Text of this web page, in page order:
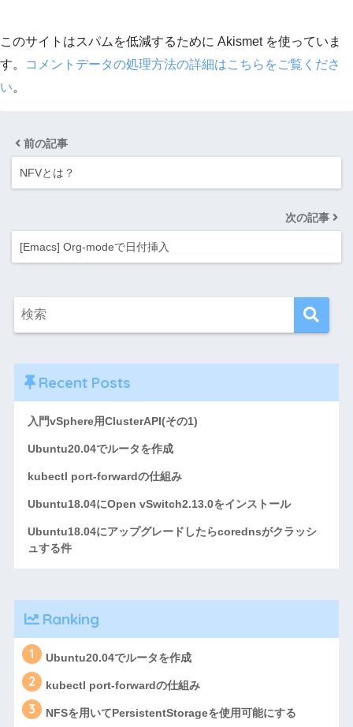
このサイトはスパムを低減するために Akismet を使っていま
す。
コメントデータの処理方法の詳細はこちらをご覧くださ
い。
前の記事
NFVとは？
次の記事
[Emacs] Org-modeで日付挿入
Recent Posts
入門vSphere用ClusterAPI(その1)
Ubuntu20.04でルータを作成
kubectl port-forwardの仕組み
Ubuntu18.04にOpen vSwitch2.13.0をインストール
Ubuntu18.04にアップグレードしたらcorednsがクラッシ
ュする件
Ranking
1 Ubuntu20.04でルータを作成
2 kubectl port-forwardの仕組み
3 NFSを用いてPersistentStorageを使用可能にする